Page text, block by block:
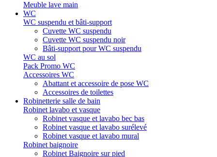
Meuble lave main
WC
WC suspendu et bâti-support
Cuvette WC suspendu
Cuvette WC suspendu noir
Bâti-support pour WC suspendu
WC au sol
Pack Promo WC
Accessoires WC
Abattant et accessoire de pose WC
Accessoires de toilettes
Robinetterie salle de bain
Robinet lavabo et vasque
Robinet vasque et lavabo bec bas
Robinet vasque et lavabo surélevé
Robinet vasque et lavabo mural
Robinet baignoire
Robinet Baignoire sur pied